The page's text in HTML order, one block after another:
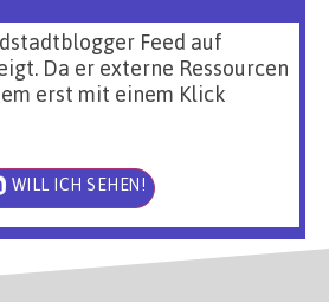
Feed auf
Da er externe Ressourcen
erst mit einem Klick
WILL ICH SEHEN!